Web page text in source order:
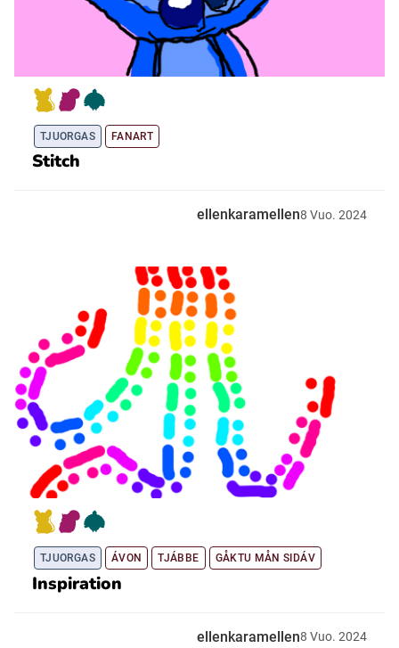
TJUORGAS FANART
Stitch
ellenkaramellen8 Vuo. 2024
TJUORGAS ÁVON TJÁBBE GÅKTU MÅN SIDÁV
Inspiration
ellenkaramellen8 Vuo. 2024